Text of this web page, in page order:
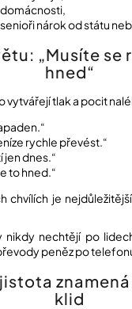
senioři nárok od státu
„Musíte se
hned“
vytvářejí tlak a pocit
rychle převést.“
jen dnes.“
to hned.“
chvílích je
nikdy nechtějí po
peněz po
klid